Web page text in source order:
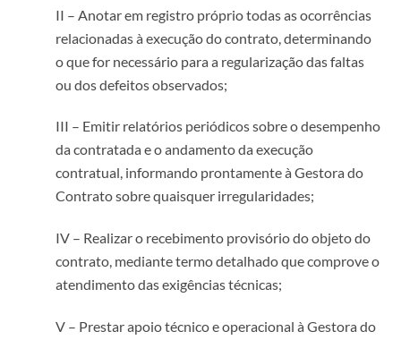
II – Anotar em registro próprio todas as ocorrências
relacionadas à execução do contrato, determinando
o que for necessário para a regularização das faltas
ou dos defeitos observados;
III – Emitir relatórios periódicos sobre o desempenho
da contratada e o andamento da execução
contratual, informando prontamente à Gestora do
Contrato sobre quaisquer irregularidades;
IV – Realizar o recebimento provisório do objeto do
contrato, mediante termo detalhado que comprove o
atendimento das exigências técnicas;
V – Prestar apoio técnico e operacional à Gestora do